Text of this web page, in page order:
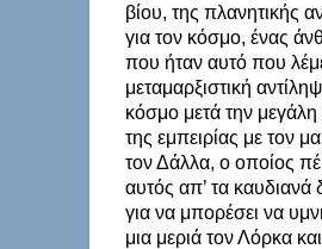
βίου, της πλανητικής
για τον κόσμο, ένας
που ήταν αυτό που
μεταμαρξιστική
κόσμο μετά την μεγάλη
της εμπειρίας με τον
τον Δάλλα, ο οποίος
αυτός απ’ τα καυδιανά
για να μπορέσει να
μια μεριά τον Λόρκα